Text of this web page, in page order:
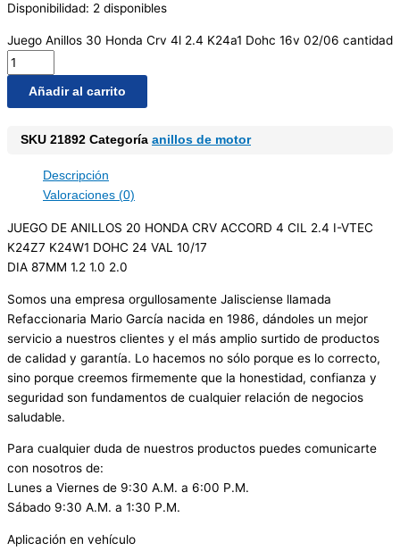
Disponibilidad: 2 disponibles
Juego Anillos 30 Honda Crv 4l 2.4 K24a1 Dohc 16v 02/06 cantidad
Añadir al carrito
SKU 21892 Categoría anillos de motor
Descripción
Valoraciones (0)
JUEGO DE ANILLOS 20 HONDA CRV ACCORD 4 CIL 2.4 I-VTEC
K24Z7 K24W1 DOHC 24 VAL 10/17
DIA 87MM 1.2 1.0 2.0
Somos una empresa orgullosamente Jalisciense llamada
Refaccionaria Mario García nacida en 1986, dándoles un mejor
servicio a nuestros clientes y el más amplio surtido de productos
de calidad y garantía. Lo hacemos no sólo porque es lo correcto,
sino porque creemos firmemente que la honestidad, confianza y
seguridad son fundamentos de cualquier relación de negocios
saludable.
Para cualquier duda de nuestros productos puedes comunicarte
con nosotros de:
Lunes a Viernes de 9:30 A.M. a 6:00 P.M.
Sábado 9:30 A.M. a 1:30 P.M.
Aplicación en vehículo